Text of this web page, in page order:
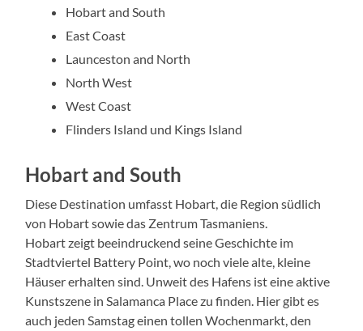
Hobart and South
East Coast
Launceston and North
North West
West Coast
Flinders Island und Kings Island
Hobart and South
Diese Destination umfasst Hobart, die Region südlich
von Hobart sowie das Zentrum Tasmaniens.
Hobart zeigt beeindruckend seine Geschichte im
Stadtviertel Battery Point, wo noch viele alte, kleine
Häuser erhalten sind. Unweit des Hafens ist eine aktive
Kunstszene in Salamanca Place zu finden. Hier gibt es
auch jeden Samstag einen tollen Wochenmarkt, den